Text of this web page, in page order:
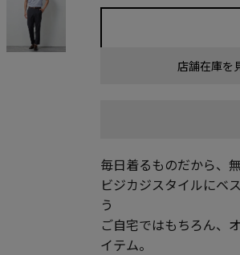
店舗在庫を
毎日着るものだから、
ビジカジスタイルにベ
う
ご自宅ではもちろん、
イテム。